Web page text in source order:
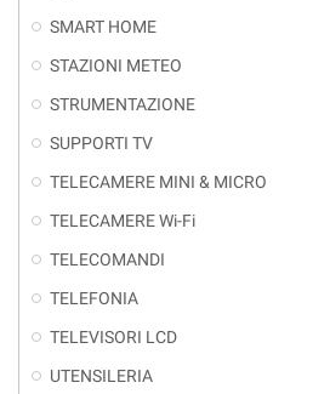
SMART HOME
STAZIONI METEO
STRUMENTAZIONE
SUPPORTI TV
TELECAMERE MINI & MICRO
TELECAMERE Wi-Fi
TELECOMANDI
TELEFONIA
TELEVISORI LCD
UTENSILERIA